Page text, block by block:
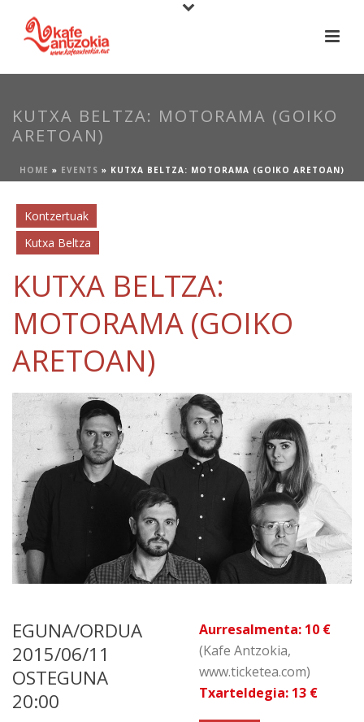
KUTXA BELTZA: MOTORAMA (GOIKO
ARETOAN)
HOME » EVENTS » KUTXA BELTZA: MOTORAMA (GOIKO ARETOAN)
Kontzertuak
Kutxa Beltza
KUTXA BELTZA:
MOTORAMA (GOIKO
ARETOAN)
EGUNA/ORDUA
2015/06/11
OSTEGUNA
20:00
Aurresalmenta: 10 €
(Kafe Antzokia,
www.ticketea.com)
Txarteldegia: 13 €